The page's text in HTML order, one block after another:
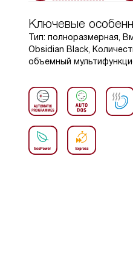
Ключевые
Тип: полноразмерная,
Obsidian Black,
объемный